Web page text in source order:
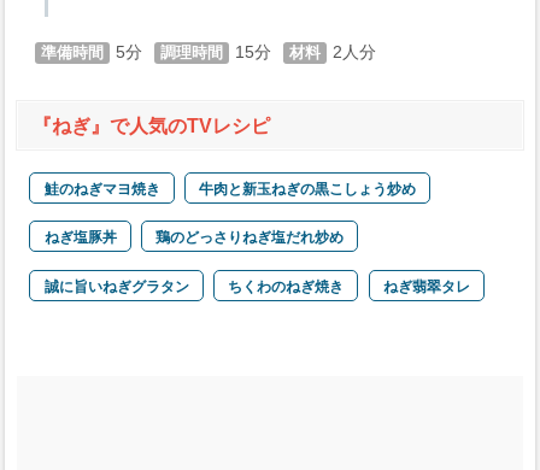
5 15 2
『ねぎ』で人気のTVレシピ
鮭のねぎマヨ焼き 牛肉と新玉ねぎの黒こしょう炒め
ねぎ塩豚丼 鶏のどっさりねぎ塩だれ炒め
誠に旨いねぎグラタン ちくわのねぎ焼き ねぎ翡翠タレ